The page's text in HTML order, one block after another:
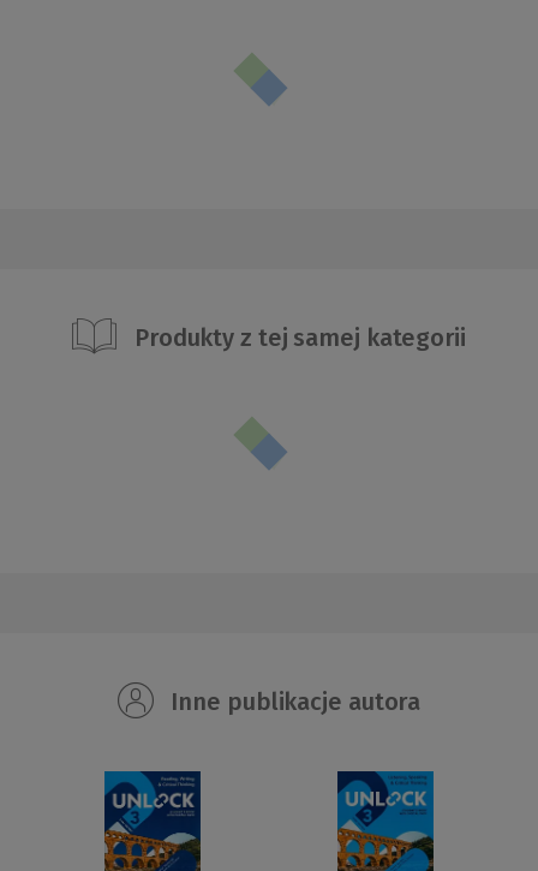
Produkty z tej samej kategorii
Inne publikacje autora